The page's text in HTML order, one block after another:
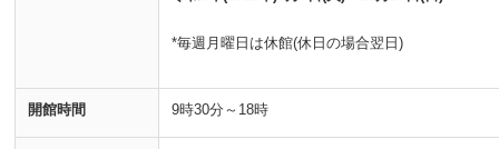
*毎週月曜日は休館(休日の場合翌日)
開館時間 9時30分～18時